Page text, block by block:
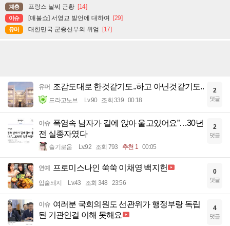
계층 프랑스 날씨 근황 [14]
이슈 [매불쇼] 서영교 발언에 대하여 [29]
유머 대한민국 군종신부의 위엄 [17]
유머 조감도대로 한것같기도..하고 아닌것같기도..
드라고노브 Lv.90 조회 339 00:18
2
댓글
이슈 폭염속 남자가 길에 앉아 울고있어요”…30년
전 실종자였다
슬기로움 Lv.92 조회 793 추천 1 00:05
2
댓글
연예 프로미스나인 쑥쑥 이채영 백지헌
입술돼지 Lv.43 조회 348 23:56
0
댓글
이슈 여러분 국회의원도 선관위가 행정부랑 독립
된 기관인걸 이해 못해요
4
댓글